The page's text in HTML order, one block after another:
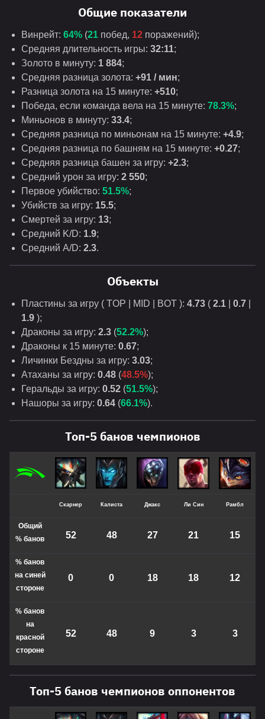
Общие показатели
Винрейт: 64% (21 побед, 12 поражений);
Средняя длительность игры: 32:11;
Золото в минуту: 1 884;
Средняя разница золота: +91 / мин;
Разница золота на 15 минуте: +510;
Победа, если команда вела на 15 минуте: 78.3%;
Миньонов в минуту: 33.4;
Средняя разница по миньонам на 15 минуте: +4.9;
Средняя разница по башням на 15 минуте: +0.27;
Средняя разница башен за игру: +2.3;
Средний урон за игру: 2 550;
Первое убийство: 51.5%;
Убийств за игру: 15.5;
Смертей за игру: 13;
Средний K/D: 1.9;
Средний A/D: 2.3.
Объекты
Пластины за игру ( TOP | MID | BOT ): 4.73 ( 2.1 0.7
1.9 );
Драконы за игру: 2.3 (52.2%);
Драконы к 15 минуте: 0.67;
Личинки Бездны за игру: 3.03;
Атаханы за игру: 0.48 (48.5%);
Геральды за игру: 0.52 (51.5%);
Нашоры за игру: 0.64 (66.1%).
Топ-5 банов чемпионов
Скарнер Калиста Джакс Ли Син Рамбл
Общий
% банов 52 48 27 21 15
% банов
на синей
стороне
0 0 18 18 12
% банов
на
красной
стороне
52 48 9 3 3
Топ-5 банов чемпионов оппонентов